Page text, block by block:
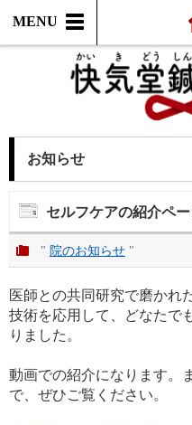
MENU
お知らせ
セルフケアの紹介ペー
" 院のお知らせ "
医師との共同研究で磨かれ
技術を応用して、どなたで
りました。
動画での紹介になります。
で、ぜひご覧ください。